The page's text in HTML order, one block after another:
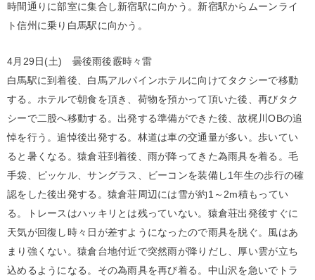
時間通りに部室に集合し新宿駅に向かう。新宿駅からムーンライ
ト信州に乗り白馬駅に向かう。
4月29日(土) 曇後雨後霰時々雷
白馬駅に到着後、白馬アルパインホテルに向けてタクシーで移動
する。ホテルで朝食を頂き、荷物を預かって頂いた後、再びタク
シーで二股へ移動する。出発する準備ができた後、故梶川OBの追
悼を行う。追悼後出発する。林道は車の交通量が多い。歩いてい
ると暑くなる。猿倉荘到着後、雨が降ってきた為雨具を着る。毛
手袋、ピッケル、サングラス、ビーコンを装備し1年生の歩行の確
認をした後出発する。猿倉荘周辺には雪が約1～2m積もってい
る。トレースはハッキリとは残っていない。猿倉荘出発後すぐに
天気が回復し時々日が差すようになったので雨具を脱ぐ。風はあ
まり強くない。猿倉台地付近で突然雨が降りだし、厚い雲が立ち
込めるようになる。その為雨具を再び着る。中山沢を急いでトラ